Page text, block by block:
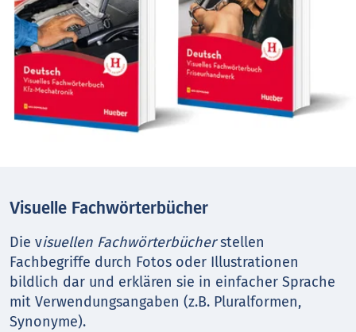
Visuelle Fachwörterbücher
Die visuellen Fachwörterbücherstellen
Fachbegriffe durch Fotos oder Illustrationen
bildlich dar und erklären sie in einfacher Sprache
mit Verwendungsangaben (z.B. Pluralformen,
Synonyme).